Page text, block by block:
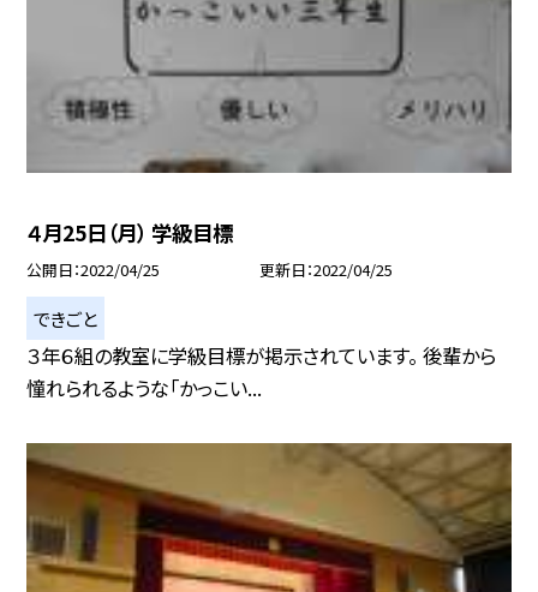
４月25日（月） 学級目標
公開日 2022/04/25 更新日 2022/04/25
できごと
３年６組の教室に学級目標が掲示されています。 後輩から
憧れられるような「かっこい...